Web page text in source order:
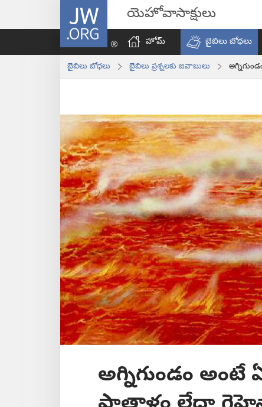
JW.ORG యెహోవాసాక్షులు
హోమ్‌
బైబిలు బోధలు
బైబిలు బోధలు బైబిలు ప్రశ్నలకు జవాబులు
అగ్నిగుండం